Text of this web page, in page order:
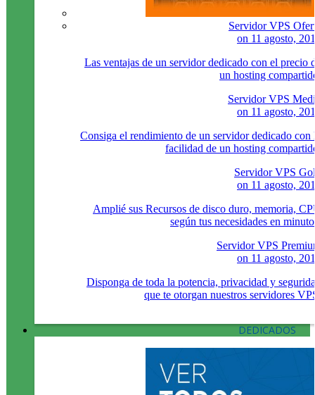
Servidor VPS
on 11 agosto,
Las ventajas de un servidor dedicado con el precio
un hosting
Servidor VPS
on 11 agosto,
Consiga el rendimiento de un servidor dedicado con
facilidad de un hosting
Servidor VPS
on 11 agosto,
Amplié sus Recursos de disco duro, memoria,
según tus necesidades en
Servidor VPS
on 11 agosto,
Disponga de toda la potencia, privacidad y
que te otorgan nuestros servidores
DEDICADOS